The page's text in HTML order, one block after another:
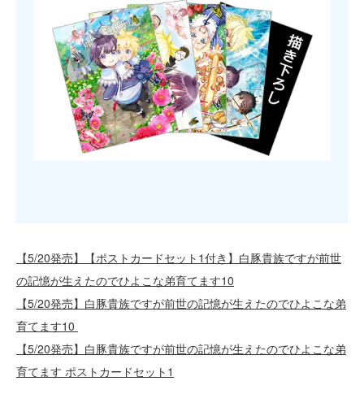
【5/20発売】【ポストカードセット1付き】白豚貴族ですが前世
の記憶が生えたのでひよこな弟育てます10
【5/20発売】白豚貴族ですが前世の記憶が生えたのでひよこな弟
育てます10
【5/20発売】白豚貴族ですが前世の記憶が生えたのでひよこな弟
育てます ポストカードセット1